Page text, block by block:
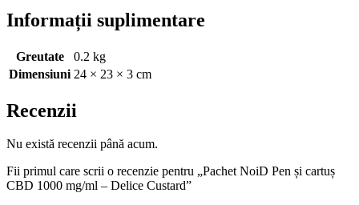
Informații suplimentare
Greutate
0.2 kg
Dimensiuni 24 × 23 × 3 cm
Recenzii
Nu există recenzii până acum.
Fii primul care scrii o recenzie pentru „Pachet NoiD Pen și cartuș
CBD 1000 mg/ml – Delice Custard”